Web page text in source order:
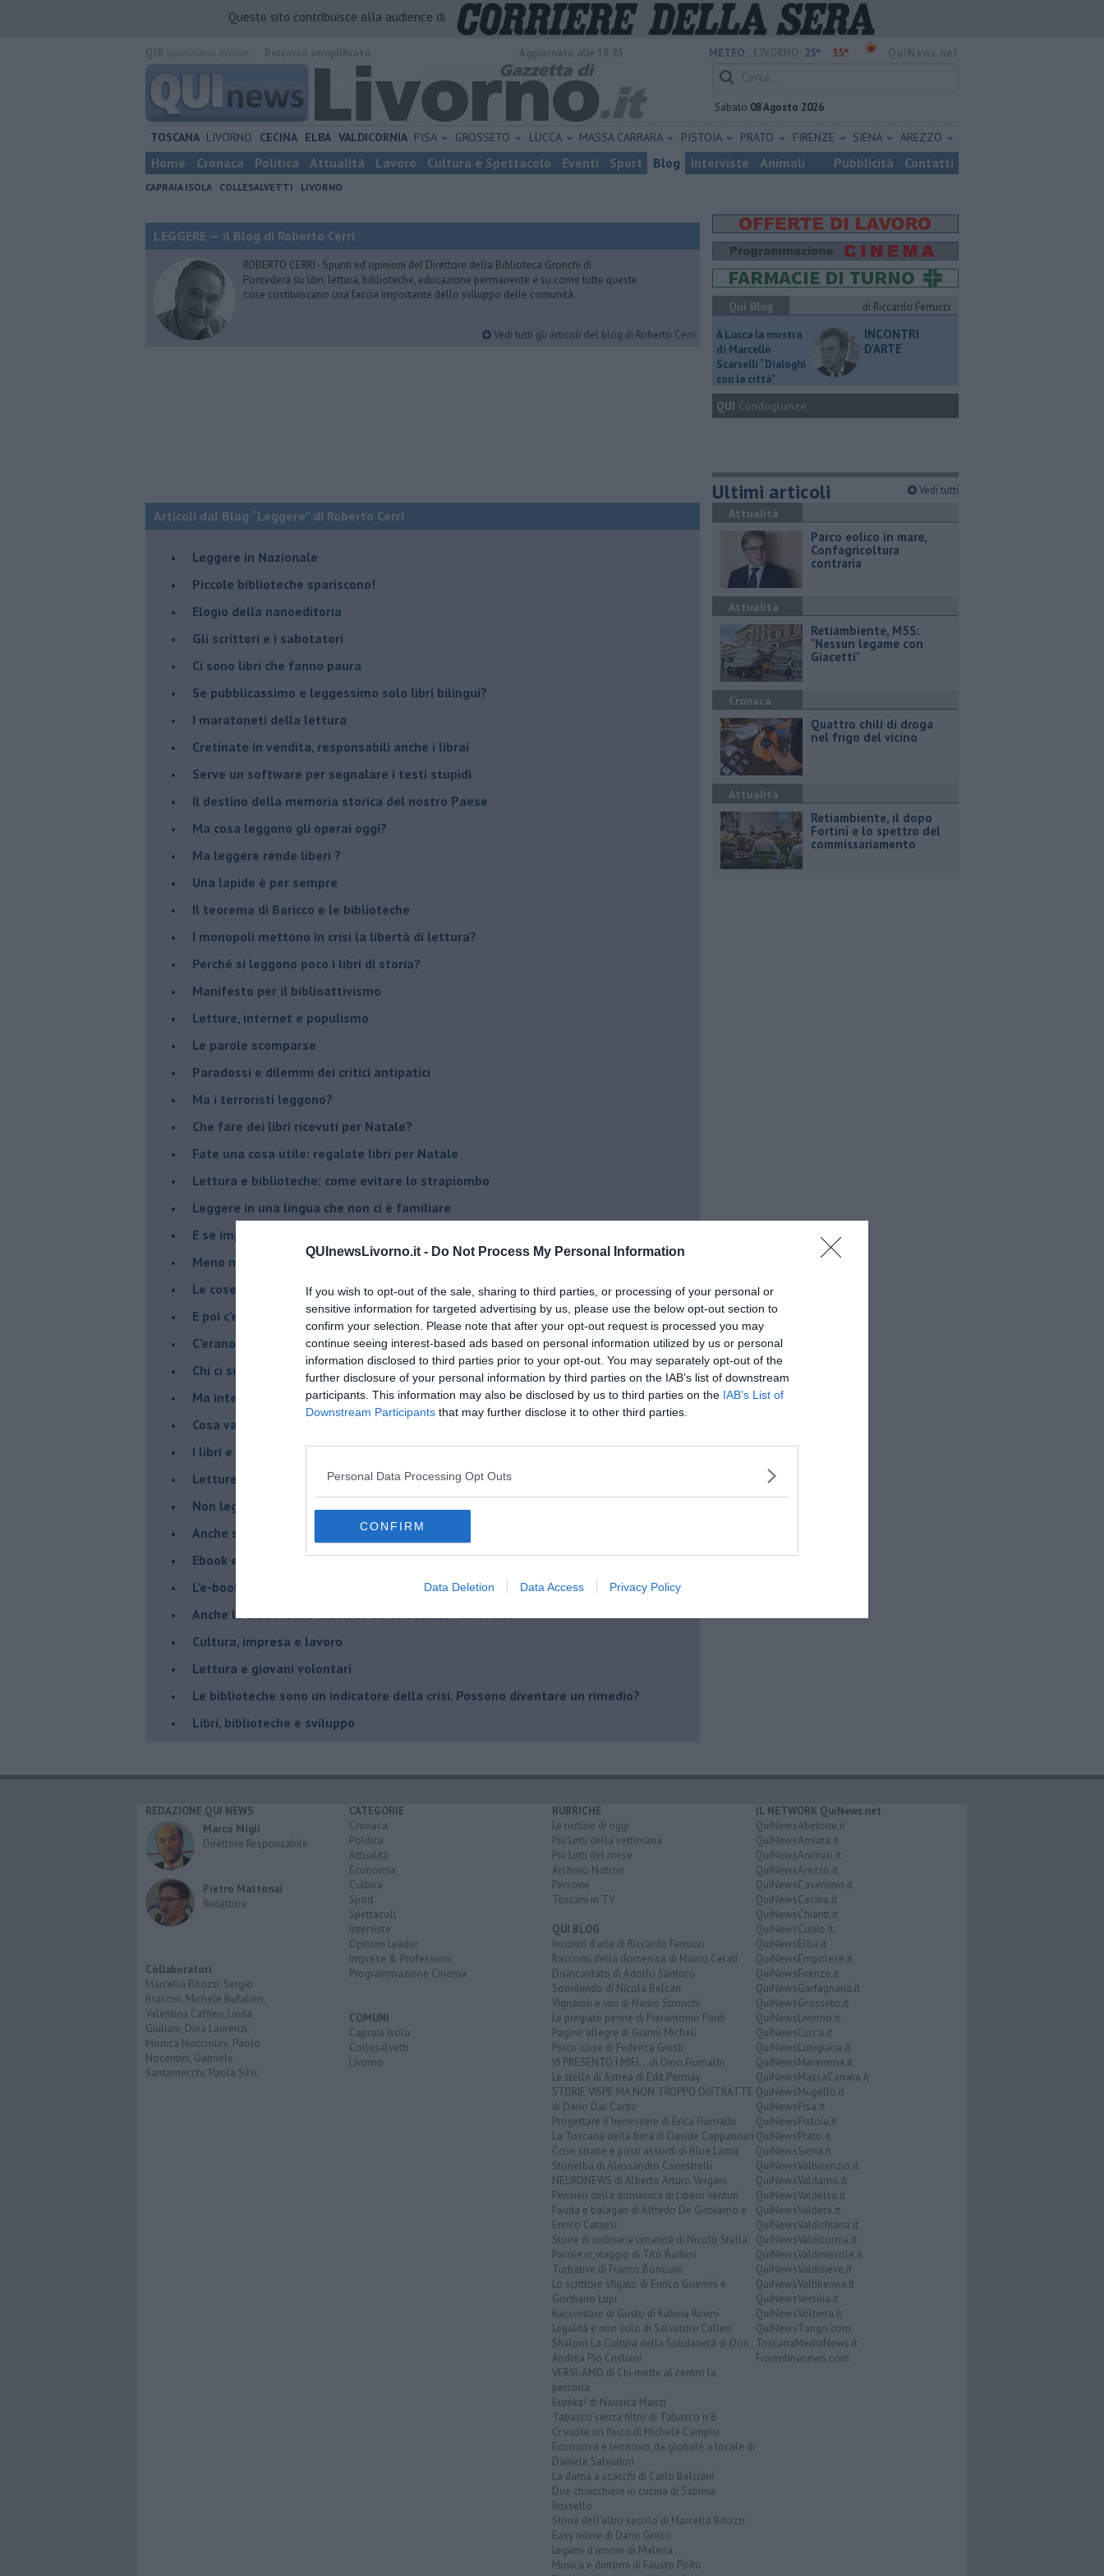
QUInewsLivorno.it - Do Not Process My Personal Information
If you wish to opt-out of the sale, sharing to third parties, or processing of your personal or
sensitive information for targeted advertising by us, please use the below opt-out section to
confirm your selection. Please note that after your opt-out request is processed you may
continue seeing interest-based ads based on personal information utilized by us or personal
information disclosed to third parties prior to your opt-out. You may separately opt-out of the
further disclosure of your personal information by third parties on the IAB’s list of downstream
participants. This information may also be disclosed by us to third parties on the IAB’s List of
Downstream Participants that may further disclose it to other third parties.
Personal Data Processing Opt Outs
CONFIRM
Data Deletion Data Access Privacy Policy
Questo sito contribuisce alla audience di
METEO: 25° 35°
Sabato 08 Agosto 2026
TOSCANA LIVORNO CECINA ELBA VALDICORNIA PISA GROSSETO LUCCA MASSA CARRARA PISTOIA PRATO FIRENZE SIENA AREZZO
Home Cronaca Politica Attualità Lavoro Cultura e Spettacolo Eventi Sport Blog Interviste Animali Pubblicità Contatti
CAPRAIA ISOLA COLLESALVETTI LIVORNO
LEGGERE — il Blog di Roberto Cerri
ROBERTO CERRI - Spunti ed opinioni del Direttore della Biblioteca Gronchi di
Pontedera su libri, lettura, biblioteche, educazione permanente e su come tutte queste
cose costituiscano una faccia importante dello sviluppo delle comunità.
Vedi tutti gli articoli del blog di Roberto Cerri
Articoli dal Blog “Leggere” di Roberto Cerri
​Leggere in Nazionale
​Piccole biblioteche spariscono!
​Elogio della nanoeditoria
Gli scrittori e i sabotatori
Ci sono libri che fanno paura
Se pubblicassimo e leggessimo solo libri bilingui?
I maratoneti della lettura
Cretinate in vendita, responsabili anche i librai
Serve un software per segnalare i testi stupidi
​Il destino della memoria storica del nostro Paese
Ma cosa leggono gli operai oggi?
Ma leggere rende liberi ?
​Una lapide è per sempre
Il teorema di Baricco e le biblioteche
I monopoli mettono in crisi la libertà di lettura?
​Perché si leggono poco i libri di storia?
​Manifesto per il biblioattivismo
Letture, internet e populismo
​Le parole scomparse
​Paradossi e dilemmi dei critici antipatici
Ma i terroristi leggono?
​Che fare dei libri ricevuti per Natale?
​Fate una cosa utile: regalate libri per Natale
​Lettura e biblioteche: come evitare lo strapiombo
Leggere in una lingua che non ci è familiare
​E se imparassimo a leggere in cinese ?
​Meno male che il Pisa Book Festival (PBF) c'è
​Le cose che ho imparato a leggere in classe
​E poi c'erano le riviste.....
​C'erano una volta gli editori
​Chi ci suggerisce cosa leggere ?
​Ma internet ci fa leggere di più o di meno?
​Cosa vale la pena di leggere?
I libri e la guerra di Amazon
​Letture condivise. Piccoli network crescono
​Non leggete libri per le vacanze
​Anche scrivere fa bene alla mente
​Ebook e autori che si autopubblicano
​L'e-book ucciderà il libro di carta? Sì, ma.. lentamente
​Anche le biblioteche muoiono se non sanno rinnovarsi
​Cultura, impresa e lavoro
​Lettura e giovani volontari
​Le biblioteche sono un indicatore della crisi. Possono diventare un rimedio?
​Libri, biblioteche e sviluppo
Qui Blog
di Riccardo Ferrucci
A Lucca la mostra
di Marcello
Scarselli “Dialoghi
con la città"
INCONTRI
D'ARTE
QUI Condoglianze
Ultimi articoli Vedi tutti
Attualità
Parco eolico in mare,
Confagricoltura
contraria
Attualità
Retiambiente, M5S:
"Nessun legame con
Giacetti"
Cronaca
Quattro chili di droga
nel frigo del vicino
Attualità
Retiambiente, il dopo
Fortini e lo spettro del
commissariamento
REDAZIONE QUI NEWS
Marco Migli
Direttore Responsabile
Pietro Mattonai
Redattore
Collaboratori
Marcella Bitozzi, Sergio
Braccini, Michele Bufalino,
Valentina Caffieri, Linda
Giuliani, Dina Laurenzi,
Monica Nocciolini, Paolo
Nocentini, Gabriele
Santarnecchi, Paola Silvi.
CATEGORIE
Cronaca
Politica
Attualità
Economia
Cultura
Sport
Spettacoli
Interviste
Opinion Leader
Imprese & Professioni
Programmazione Cinema
COMUNI
Capraia Isola
Collesalvetti
Livorno
RUBRICHE
Le notizie di oggi
Più Letti della settimana
Più Letti del mese
Archivio Notizie
Persone
Toscani in TV
QUI BLOG
Incontri d'arte di Riccardo Ferrucci
Racconti della domenica di Marco Celati
Disincantato di Adolfo Santoro
Sorridendo di Nicola Belcari
Vignaioli e vini di Nadio Stronchi
Le pregiate penne di Pierantonio Pardi
Pagine allegre di Gianni Micheli
Psico-cose di Federica Giusti
VI PRESENTO I MIEI... di Dino Fiumalbi
Le stelle di Astrea di Edit Permay
STORIE VISPE MA NON TROPPO DISTRATTE
di Dario Dal Canto
Progettare il benessere di Erica Fiumalbi
La Toscana della birra di Davide Cappannari
Cose strane e posti assurdi di Blue Lama
Storielba di Alessandro Canestrelli
NEURONEWS di Alberto Arturo Vergani
Pensieri della domenica di Libero Venturi
Fauda e balagan di Alfredo De Girolamo e
Enrico Catassi
Storie di ordinaria umanità di Nicolò Stella
Parole in viaggio di Tito Barbini
Turbative di Franco Bonciani
Lo scrittore sfigato di Enrico Guerrini e
Gordiano Lupi
Raccontare di Gusto di Rubina Rovini
Legalità e non solo di Salvatore Calleri
Shalom La Cultura della Solidarietà di Don
Andrea Pio Cristiani
VERSI-AMO di Chi mette al centro la
persona
Eureka! di Nausica Manzi
Tabasco senza filtro di Tabasco n.6
Ci vuole un fisico di Michele Campisi
Economia e territorio, da globale a locale di
Daniele Salvadori
La dama a scacchi di Carlo Belciani
Due chiacchiere in cucina di Sabrina
Rossello
Storie dell'altro secolo di Marcella Bitozzi
Easy ridere di Dario Greco
Legami d'amore di Malena ...
Musica e dintorni di Fausto Pirìto
IL NETWORK QuiNews.net
QuiNewsAbetone.it
QuiNewsAmiata.it
QuiNewsAnimali.it
QuiNewsArezzo.it
QuiNewsCasentino.it
QuiNewsCecina.it
QuiNewsChianti.it
QuiNewsCuoio.it
QuiNewsElba.it
QuiNewsEmpolese.it
QuiNewsFirenze.it
QuiNewsGarfagnana.it
QuiNewsGrosseto.it
QuiNewsLivorno.it
QuiNewsLucca.it
QuiNewsLunigiana.it
QuiNewsMaremma.it
QuiNewsMassaCarrara.it
QuiNewsMugello.it
QuiNewsPisa.it
QuiNewsPistoia.it
QuiNewsPrato.it
QuiNewsSiena.it
QuiNewsValbisenzio.it
QuiNewsValdarno.it
QuiNewsValdelsa.it
QuiNewsValdera.it
QuiNewsValdichiana.it
QuiNewsValdicornia.it
QuiNewsValdinievole.it
QuiNewsValdisieve.it
QuiNewsValtiberina.it
QuiNewsVersilia.it
QuiNewsVolterra.it
QuiNewsTango.com
ToscanaMediaNews.it
Fiorentinanews.com